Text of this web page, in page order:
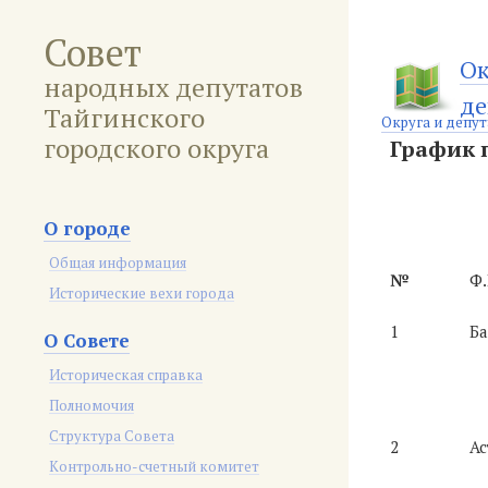
Совет
народных депутатов
Тайгинского
городского округа
О городе
Общая информация
Исторические вехи города
О Совете
Историческая справка
Полномочия
Структура Совета
Контрольно-счетный комитет
Округа и
График
№
1
2